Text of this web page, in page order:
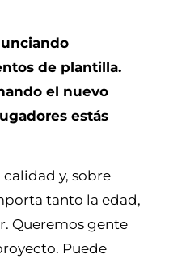
de plantilla.
el nuevo
estás
y, sobre
tanto la edad,
Queremos gente
Puede